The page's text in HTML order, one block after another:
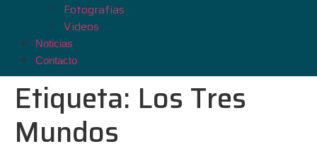
Fotografías
Videos
Noticias
Contacto
Etiqueta: Los Tres
Mundos